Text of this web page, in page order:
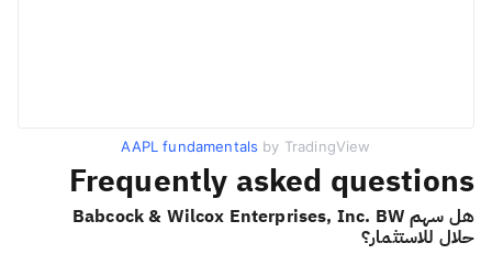
AAPL fundamentals by TradingView
Frequently asked questions
هل سهم Babcock & Wilcox Enterprises, Inc. BW
حلال للاستثمار؟